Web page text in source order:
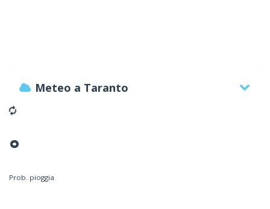
Meteo a Taranto
°
Prob. pioggia